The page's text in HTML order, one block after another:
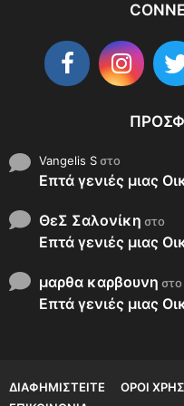
Vangelis Sστο
Επτά γενιές μιας
ΘεΣ Σαλονίκη στο
Επτά γενιές μιας
μαρθα καρβουνη στο
Επτά γενιές μιας
ΔΙΑΦΗΜΙΣΤΕΊΤΕ ΌΡΟΙ